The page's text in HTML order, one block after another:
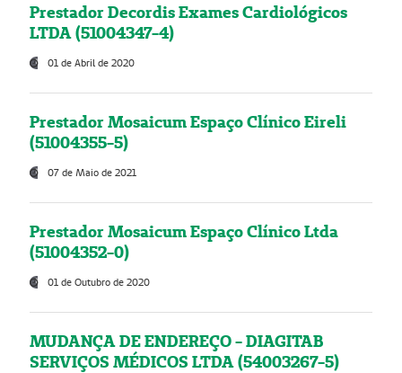
Prestador Decordis Exames Cardiológicos
LTDA (51004347-4)
01 de Abril de 2020
Prestador Mosaicum Espaço Clínico Eireli
(51004355-5)
07 de Maio de 2021
Prestador Mosaicum Espaço Clínico Ltda
(51004352-0)
01 de Outubro de 2020
MUDANÇA DE ENDEREÇO - DIAGITAB
SERVIÇOS MÉDICOS LTDA (54003267-5)